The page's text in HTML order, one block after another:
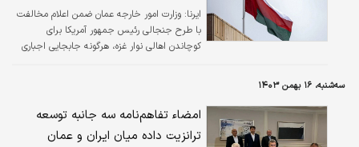
ایرنا: وزارت امور خارجه عمان ضمن اعلام مخالفت
با طرح جنجالی رئیس جمهور آمریکا برای
کوچاندن اهالی نوار غزه، هرگونه جابجایی اجباری
سه‌شنبه، ۱۶ بهمن ۱۴۰۳
امضاء تفاهم‌نامه سه جانبه توسعه
ترانزیت داده میان ایران و عمان